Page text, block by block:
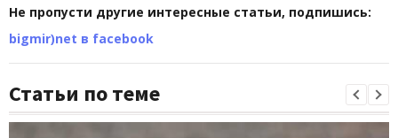
Не пропусти другие интересные статьи, подпишись:
bigmir)net в facebook
Статьи по теме